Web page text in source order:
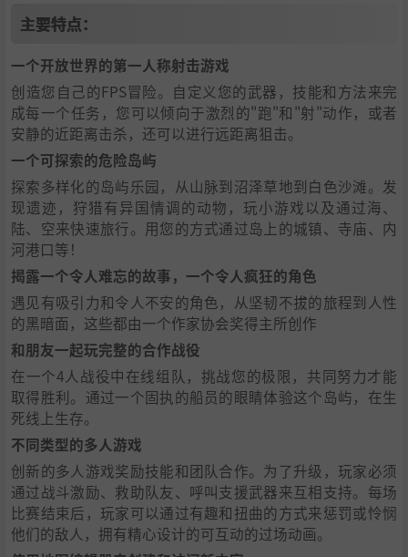
主要特点：
一个开放世界的第一人称射击游戏
创造您自己的FPS冒险。自定义您的武器，技能和方法来完
成每一个任务，您可以倾向于激烈的"跑"和"射"动作，或者
安静的近距离击杀，还可以进行远距离狙击。
一个可探索的危险岛屿
探索多样化的岛屿乐园，从山脉到沼泽草地到白色沙滩。发
现遗迹，狩猎有异国情调的动物，玩小游戏以及通过海、
陆、空来快速旅行。用您的方式通过岛上的城镇、寺庙、内
河港口等！
揭露一个令人难忘的故事，一个令人疯狂的角色
遇见有吸引力和令人不安的角色，从坚韧不拔的旅程到人性
的黑暗面，这些都由一个作家协会奖得主所创作
和朋友一起玩完整的合作战役
在一个4人战役中在线组队，挑战您的极限，共同努力才能
取得胜利。通过一个固执的船员的眼睛体验这个岛屿，在生
死线上生存。
不同类型的多人游戏
创新的多人游戏奖励技能和团队合作。为了升级，玩家必须
通过战斗激励、救助队友、呼叫支援武器来互相支持。每场
比赛结束后，玩家可以通过有趣和扭曲的方式来惩罚或怜悯
他们的敌人，拥有精心设计的可互动的过场动画。